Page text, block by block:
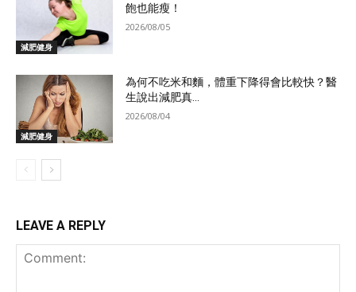
減肥健身
飽也能瘦！
2026/08/05
減肥健身
為何不吃米和麵，體重下降得會比較快？醫
生說出減肥真...
2026/08/04
LEAVE A REPLY